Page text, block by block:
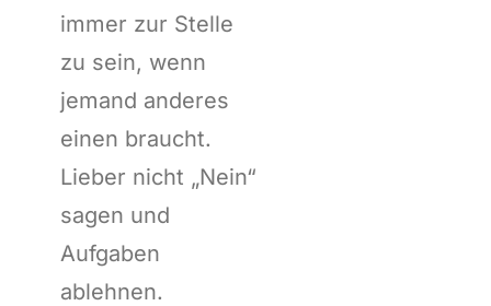
immer zur Stelle
zu sein, wenn
jemand anderes
einen braucht.
Lieber nicht „Nein“
sagen und
Aufgaben
ablehnen.